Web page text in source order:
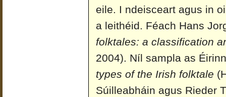
eile. I ndeisceart agus in
a leithéid. Féach Hans
folktales: a classification
2004). Níl sampla as
types of the Irish folktale
Súilleabháin agus Rieder